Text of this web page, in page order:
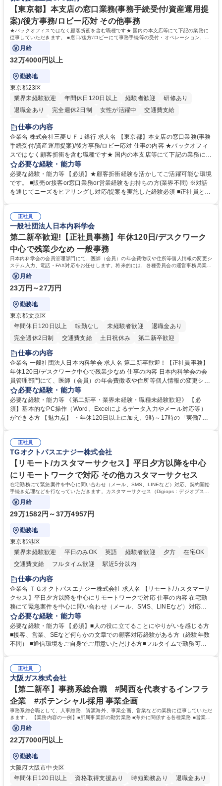
休日125日
【東京都】本支店の窓口業務(事務手続受付/資産運用提
案)/後方事務/ロビー応対 その他事務
★バックオフィスではなく顧客折衝を含む職種です★ 国内の本支店等にて下記の業務に
従事していただきます。 ■窓口/後方/ロビーにて事務手続等の受付・オペレーション、お
客様対応
月給
32万4000円以上
勤務地
東京都23区
業界未経験歓迎
年間休日120日以上 経験者歓迎
研修あり
退職金あり
完全週休2日制 女性が活躍中
交通費支給
土日祝休み
仕事の内容
企業名 株式会社三菱ＵＦＪ銀行 求人名 【東京都】本支店の窓口業務(事務
手続受付/資産運用提案)/後方事務/ロビー応対 仕事の内容 ★バックオフィ
スではなく顧客折衝を含む職種です★ 国内の本支店等にて下記の業務に従
事していただきます。 ■窓口/後方/ロビーにて事務手続等の受付・オペレ
ーション、お客様対応 ■窓口にて、ご来店された個人のお客様に対して金
融商品のご提案 ■効率的な事務運用の検討・構築等 ≪業務紹介：ご応募前
に必ずご覧ください≫ ※記事 https://www.mysite.bk.mufg.jp/career/circle/
必要な経験・能力等
必要な経験・能力等 【必須】★顧客折衝経験を活かしてご活躍可能な環境
です。 ■販売or接客or窓口業務or営業経験をお持ちの方(業界不問) ※対話
を通じてニーズをヒアリングし対応/提案を実施した経験必須 ■正社員とし
るので安心して入行いただけます。 幅広いキャリアの選択肢があり、公募
や社内副業等を活用し、 一人ひとりが挑戦できるカルチャーが浸透してい
ます。 学歴・資格 学歴：大学院 大学 高専 短大 専修学校 高校 語学力：
資格：
正社員
一般社団法人日本内科学会
第二新卒歓迎!【正社員事務】年休120日/デスクワーク
中心で残業少なめ 一般事務
日本内科学会の会員管理部門にて、医師（会員）の年会費徴収や住所等個人情報の変更シ
ステム入力、電話・FAX対応をお任せします。将来的には、各種委員会の運営事務局業務
などにも幅広く携わっていただきます。
月給
23万円～27万円
勤務地
東京都文京区
年間休日120日以上
転勤なし 未経験者歓迎
退職金あり
完全週休2日制
交通費支給 土日祝休み 第二新卒歓迎
仕事の内容
企業名 一般社団法人日本内科学会 求人名 第二新卒歓迎！【正社員事務】
年休120日/デスクワーク中心で残業少なめ 仕事の内容 日本内科学会の会
員管理部門にて、医師（会員）の年会費徴収や住所等個人情報の変更シス
テム入力、電話・FAX対応をお任せします。将来的には、各種委員会の運
営事務局業務などにも幅広く携わっていただきます。 【会員管理・データ
入力業務】 ・医師（会員）の住所変更、個人情報のシステム登録・更新
・年会費の徴収管理や入金データの照合確認 【問い合わせ対応】 ・会員
年休120日/デスクワーク中心で残業少なめ
必要な経験・能力等
必要な経験・能力等 《第二新卒・業界未経験・職種未経験歓迎》 【必
須】基本的なPC操作（Word、Excelによるデータ入力やメール対応等）
ができる方 【魅力点】 ・年休120日以上に加え、9時～17時の「実働7時
整、資料作成、当日の運営サポート 学歴・資格 学歴：大学院 大学 語学
力： 資格：
正社員
TGオクトパスエナジー株式会社
【リモート/カスタマーサクセス】平日夕方以降を中心
にリモートワークで対応 その他カスタマーサクセス
在宅勤務にて緊急案件を中心に問い合わせ（メール、SMS、LINEなど）対応、契約開始
手続き処理などを行なっていただきます。カスタマーサクセス（Digiops：デジオプス）
と運用構築の業務となります。
月給
29万1582円～37万4957円
勤務地
東京都港区
業界未経験歓迎
平日のみOK 英語 経験者歓迎 夕方
在宅OK
交通費支給
フルタイム歓迎 駅近5分以内
仕事の内容
企業名 ＴＧオクトパスエナジー株式会社 求人名 【リモート/カスタマーサ
クセス】平日夕方以降を中心にリモートワークで対応 仕事の内容 在宅勤
務にて緊急案件を中心に問い合わせ（メール、SMS、LINEなど）対応、
契約開始手続き処理などを行なっていただきます。カスタマーサクセス
（Digiops：デジオプス）と運用構築の業務となります。 ■お問い合わせ
対応業務全般（システム入力、契約手続き含む） ■デジタルコミュニケー
ションツール（メール、SMS、LINE等）を使用 ■お客様のニーズに応じた
添ってサービス提供できることが魅力 募集職種 【リモート/カスタマーサ
クセス】平日夕方以降を中心にリモートワークで対応
必要な経験・能力等
必要な経験・能力等 【必須】■人の役に立てることにやりがいを感じる方
■接客、営業、SEなど何らかの文章での顧客対応経験がある方（経験年数
不問） ■通信環境をご自身でご用意いただける方■フルタイムで勤務可能
境に貢献したい■改善提案や改善アクション等新しいことに意欲がある方
【英語（語学力）】■翻訳ツールを用い英語でコミュニケーションをとる
ことに抵抗がない方■英語は話せなくても問題はありませんが、英語が話
せますと、よりチャンスが広がります。※日本語がネイティブレベル必須
学歴・資格 学歴：大学院 大学 高専 短大 専修学校 高校 語学力： 資格：
正社員
大阪ガス株式会社
【第二新卒】事務系総合職 #関西を代表するインフラ
企業 #ポテンシャル採用 事業企画
事務系総合職として、人事総務、資源海外、事業企画、営業などの業務に従事していただ
きます。 【業務内容の一例】■所属事業部の勤労業務 ■海外に関係する各種業務 ■営業部
門の企画スタッフ、ルート営業
月給
22万7000円以上
勤務地
大阪府大阪市中央区
年間休日120日以上
資格取得支援あり 時短勤務あり
退職金あり